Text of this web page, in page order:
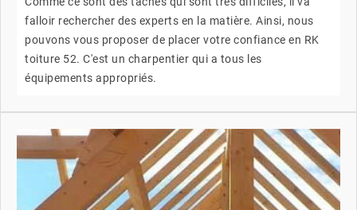
falloir rechercher des experts en la matière. Ainsi, nous
pouvons vous proposer de placer votre confiance en RK
toiture 52. C'est un charpentier qui a tous les
équipements appropriés.